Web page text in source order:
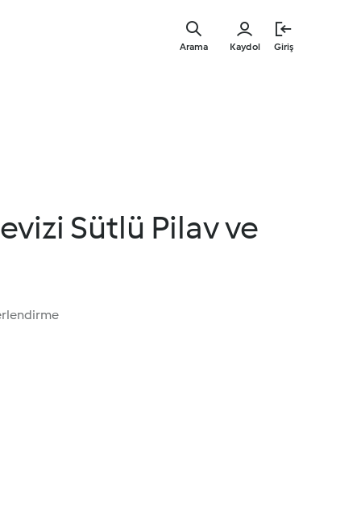
Kaydol Giriş
Arama
Sütlü Pilav ve